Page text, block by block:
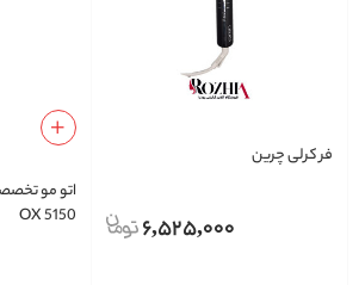
فر کرلی چرین
6,525,000
اتو مو
OX 5150